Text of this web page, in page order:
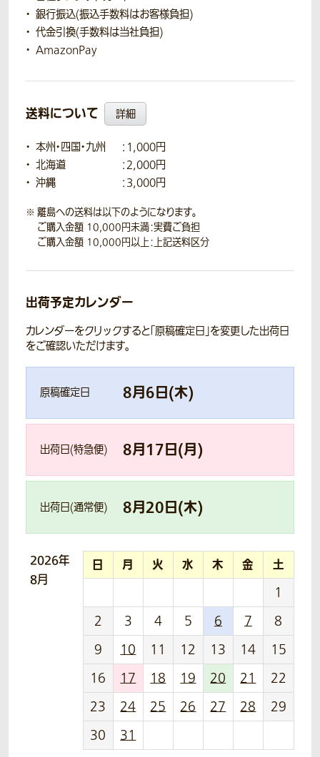
銀行振込(振込手数料はお客様負担)
代金引換(手数料は当社負担)
AmazonPay
送料について 詳細
本州・四国・九州
：1,000円
北海道
：2,000円
沖縄
：3,000円
離島への送料は以下のようになります。
ご購入金額 10,000円未満：実費ご負担
ご購入金額 10,000円以上：上記送料区分
出荷予定カレンダー
カレンダーをクリックすると「原稿確定日」を変更した出荷日
をご確認いただけます。
原稿確定日 8月6日(木)
出荷日(特急便) 8月17日(月)
出荷日(通常便) 8月20日(木)
2026年
8月
日 月 火 水 木 金 土
1
2
3 4 5 6 7
8
9
10 11 12 13 14
15
16
17 18 19 20 21
22
23
24 25 26 27 28
29
30
31